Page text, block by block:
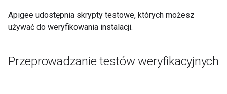
Apigee udostępnia skrypty testowe, których możesz
używać do weryfikowania instalacji.
Przeprowadzanie testów weryfikacyjnych